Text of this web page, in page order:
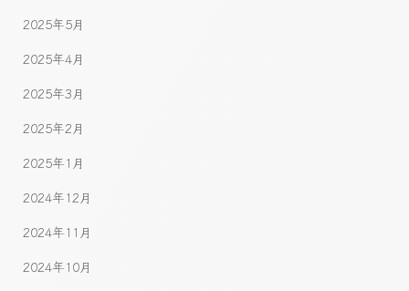
2025年5月
2025年4月
2025年3月
2025年2月
2025年1月
2024年12月
2024年11月
2024年10月